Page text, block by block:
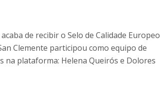
de recibir o Selo de Calidade Europeo
Clemente participou como equipo de
na plataforma: Helena Queirós e Dolores